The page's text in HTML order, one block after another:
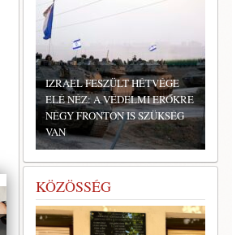
IZRAEL FESZÜLT HÉTVÉGE
ELÉ NÉZ: A VÉDELMI ERŐKRE
NÉGY FRONTON IS SZÜKSÉG
VAN
KÖZÖSSÉG